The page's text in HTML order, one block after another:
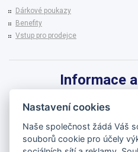
Dárkové poukazy
Benefity
Vstup pro prodejce
Informace
542
Nastavení cookies
Naše společnost žádá Váš
souborů cookie pro účely